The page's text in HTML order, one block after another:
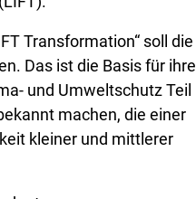
Transformation“ soll die
Das ist die Basis für ihre
und Umweltschutz Teil
machen, die einer
kleiner und mittlerer